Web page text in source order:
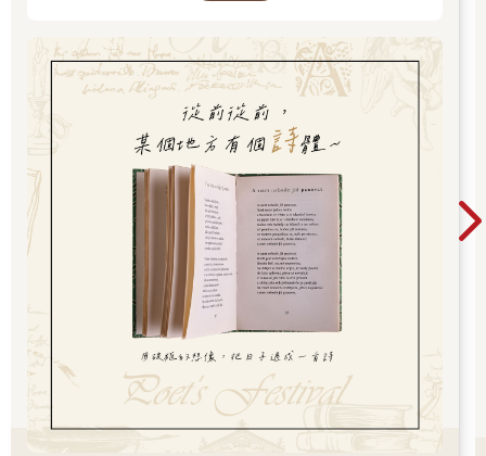
不會來買便當。之前就覺得好像是這樣，昨天更證實了這件
事。」
「我除了公休日以外，休假的時間向來不固定，而且也沒有固定
「正因為這樣，所以更加可疑。那個老師不是就住在妳家隔壁
嗎？他應該看妳有沒有出門上班，知道妳有沒有休假。」
「啊？但是我出門時從來沒有遇過他。」
「可能他在哪裡看到了，比方說從窗戶看到妳。」
「從他家的窗戶看不到我。」
「沒關係啦，如果他對妳有意思，過一陣子應該會有所表示吧。
反正對我們來說，因為妳的關係，有了固定的客人，也是好事一
樁嘛，不愧是在錦糸町打過滾的厲害角色。」米澤用這番話總結
靖子露出苦笑，喝完了杯子裡剩下的茶，想起了正在討論的那個
高中老師。
那個老師姓石神，靖子搬到目前公寓的當天晚上曾經登門打過招
呼，得知了他在高中當老師。他身材矮胖，臉又大又圓，但眼睛